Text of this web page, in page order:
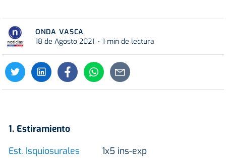
ONDA VASCA
18 de Agosto 2021
1 min de lectura
1. Estiramiento
Est. Isquiosurales
1x5 ins-exp